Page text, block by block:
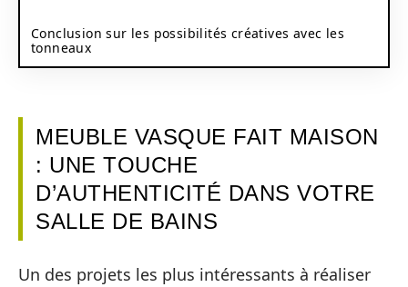
Conclusion sur les possibilités créatives avec les
tonneaux
MEUBLE VASQUE FAIT MAISON
: UNE TOUCHE
D’AUTHENTICITÉ DANS VOTRE
SALLE DE BAINS
Un des projets les plus intéressants à réaliser